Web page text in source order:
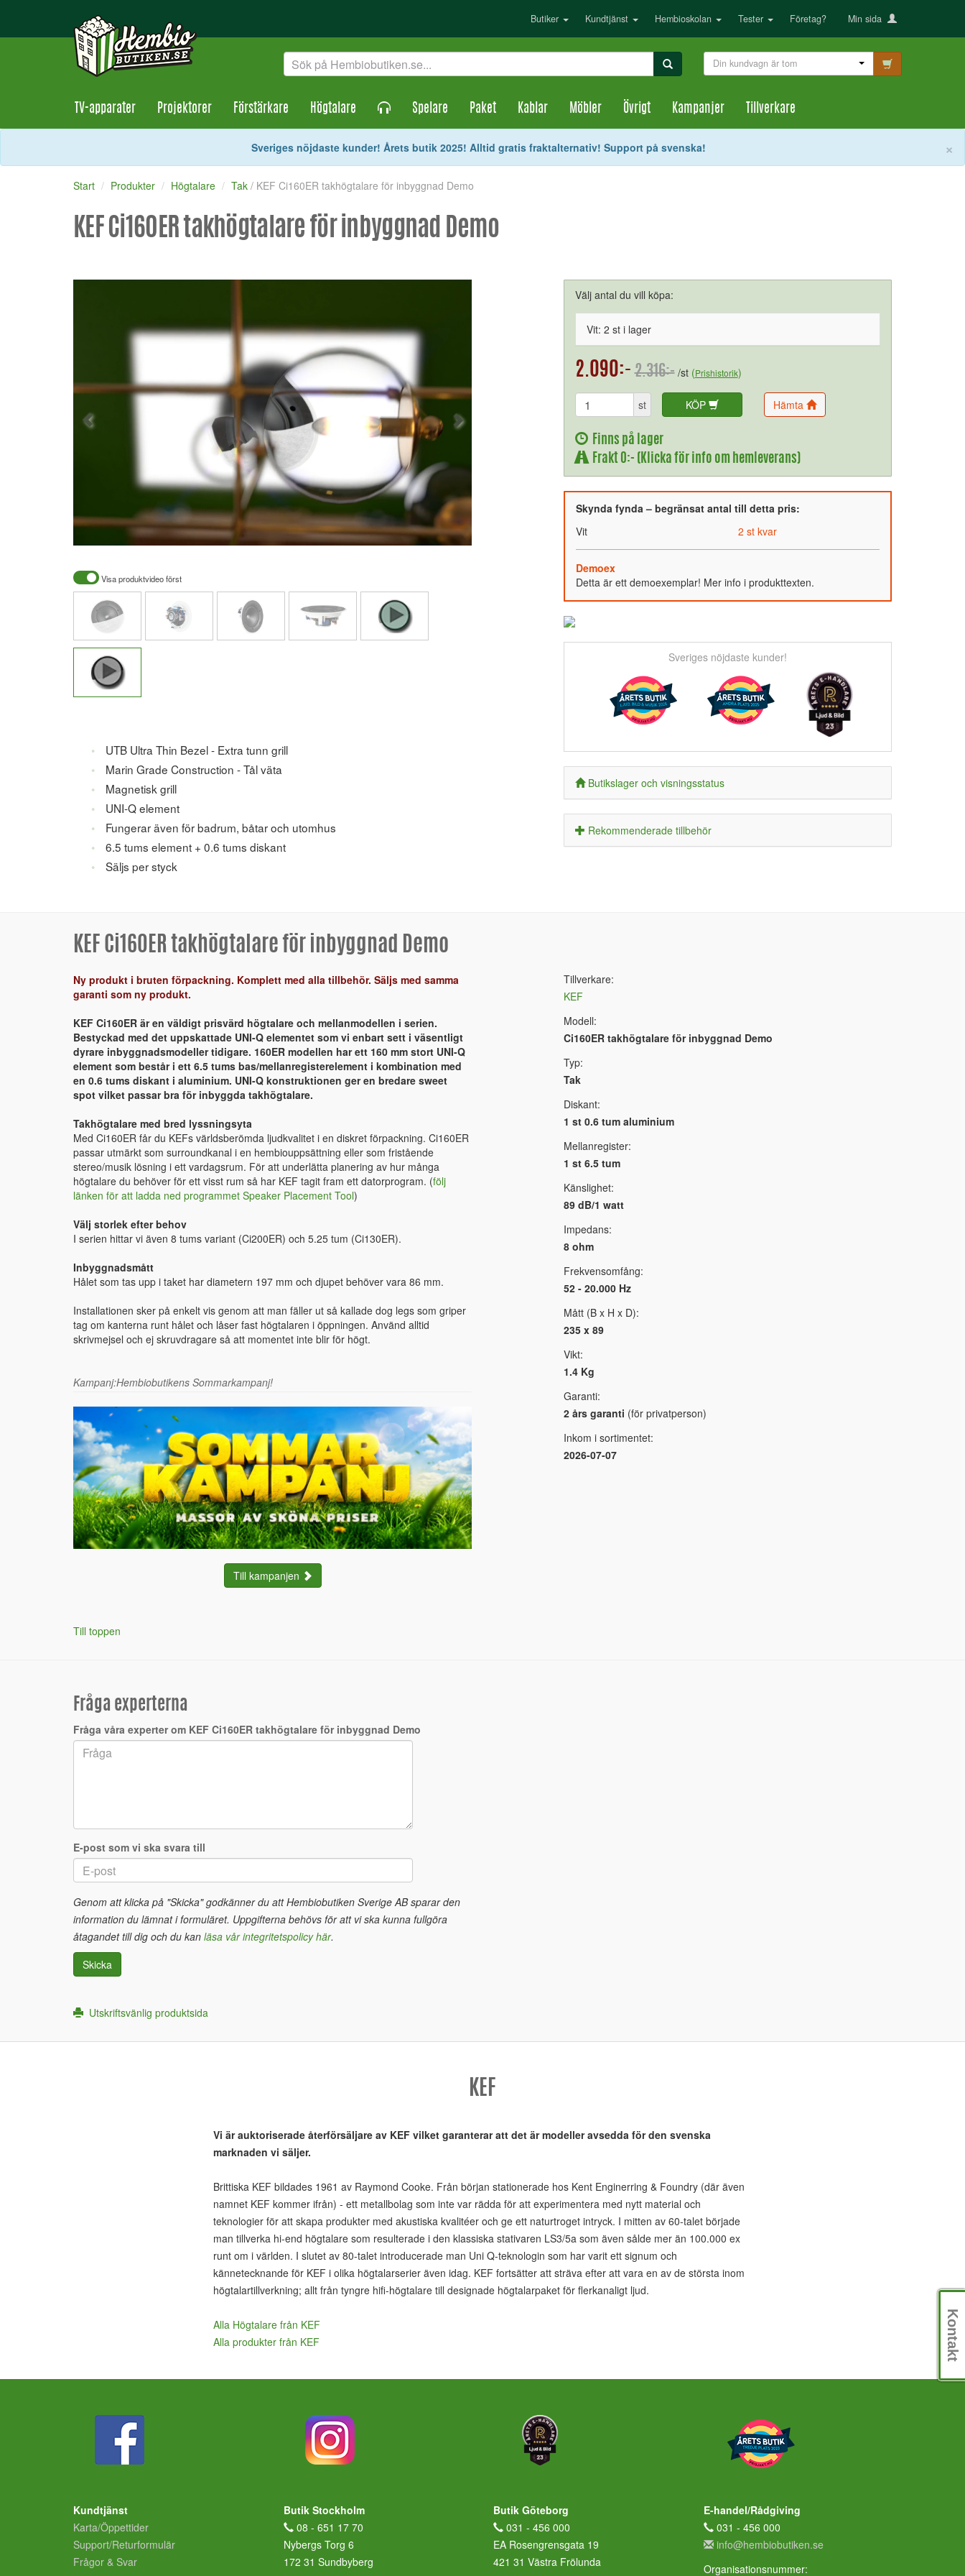
Butiker Kundtjänst Hembioskolan Tester Företag? Min sida
Din kundvagn är tom
TV-apparater Projektorer Förstärkare Högtalare Spelare Paket Kablar Möbler Övrigt Kampanjer Tillverkare
×
Sveriges nöjdaste kunder! Årets butik 2025! Alltid gratis fraktalternativ! Support på svenska!
Start Produkter Högtalare Tak / KEF Ci160ER takhögtalare för inbyggnad Demo
KEF Ci160ER takhögtalare för inbyggnad Demo
Visa produktvideo först
UTB Ultra Thin Bezel - Extra tunn grill
Marin Grade Construction - Tål väta
Magnetisk grill
UNI-Q element
Fungerar även för badrum, båtar och utomhus
6.5 tums element + 0.6 tums diskant
Säljs per styck
Välj antal du vill köpa:
Vit: 2 st i lager
2.090:- 2.316:-/st (Prishistorik)
st KÖP Hämta
Finns på lager
Frakt 0:- (Klicka för info om hemleverans)
Skynda fynda – begränsat antal till detta pris:
Vit
2 st kvar
Demoex
Detta är ett demoexemplar! Mer info i produkttexten.
Sveriges nöjdaste kunder!
Butikslager och visningsstatus
Rekommenderade tillbehör
KEF Ci160ER takhögtalare för inbyggnad Demo
Ny produkt i bruten förpackning. Komplett med alla tillbehör. Säljs med samma
garanti som ny produkt.
KEF Ci160ER är en väldigt prisvärd högtalare och mellanmodellen i serien.
Bestyckad med det uppskattade UNI-Q elementet som vi enbart sett i väsentligt
dyrare inbyggnadsmodeller tidigare. 160ER modellen har ett 160 mm stort UNI-Q
element som består i ett 6.5 tums bas/mellanregisterelement i kombination med
en 0.6 tums diskant i aluminium. UNI-Q konstruktionen ger en bredare sweet
spot vilket passar bra för inbyggda takhögtalare.
Takhögtalare med bred lyssningsyta
Med Ci160ER får du KEFs världsberömda ljudkvalitet i en diskret förpackning. Ci160ER
passar utmärkt som surroundkanal i en hembiouppsättning eller som fristående
stereo/musik lösning i ett vardagsrum. För att underlätta planering av hur många
högtalare du behöver för ett visst rum så har KEF tagit fram ett datorprogram. (följ
länken för att ladda ned programmet Speaker Placement Tool)
Välj storlek efter behov
I serien hittar vi även 8 tums variant (Ci200ER) och 5.25 tum (Ci130ER).
Inbyggnadsmått
Hålet som tas upp i taket har diametern 197 mm och djupet behöver vara 86 mm.
Installationen sker på enkelt vis genom att man fäller ut så kallade dog legs som griper
tag om kanterna runt hålet och låser fast högtalaren i öppningen. Använd alltid
skrivmejsel och ej skruvdragare så att momentet inte blir för högt.
Kampanj:Hembiobutikens Sommarkampanj!
Till kampanjen
Till toppen
Tillverkare:
KEF
Modell:
Ci160ER takhögtalare för inbyggnad Demo
Typ:
Tak
Diskant:
1 st 0.6 tum aluminium
Mellanregister:
1 st 6.5 tum
Känslighet:
89 dB/1 watt
Impedans:
8 ohm
Frekvensomfång:
52 - 20.000 Hz
Mått (B x H x D):
235 x 89
Vikt:
1.4 Kg
Garanti:
2 års garanti (för privatperson)
Inkom i sortimentet:
2026-07-07
Fråga experterna
Fråga våra experter om KEF Ci160ER takhögtalare för inbyggnad Demo
E-post som vi ska svara till
Genom att klicka på "Skicka" godkänner du att Hembiobutiken Sverige AB sparar den
information du lämnat i formuläret. Uppgifterna behövs för att vi ska kunna fullgöra
åtagandet till dig och du kan läsa vår integritetspolicy här.
Skicka
Utskriftsvänlig produktsida
KEF
Vi är auktoriserade återförsäljare av KEF vilket garanterar att det är modeller avsedda för den svenska
marknaden vi säljer.
Brittiska KEF bildades 1961 av Raymond Cooke. Från början stationerade hos Kent Enginerring & Foundry (där även
namnet KEF kommer ifrån) - ett metallbolag som inte var rädda för att experimentera med nytt material och
teknologier för att skapa produkter med akustiska kvalitéer och ge ett naturtroget intryck. I mitten av 60-talet började
man tillverka hi-end högtalare som resulterade i den klassiska stativaren LS3/5a som även sålde mer än 100.000 ex
runt om i världen. I slutet av 80-talet introducerade man Uni Q-teknologin som har varit ett signum och
kännetecknande för KEF i olika högtalarserier även idag. KEF fortsätter att sträva efter att vara en av de största inom
högtalartillverkning; allt från tyngre hifi-högtalare till designade högtalarpaket för flerkanaligt ljud.
Alla Högtalare från KEF
Alla produkter från KEF
Kundtjänst
Karta/Öppettider
Support/Returformulär
Frågor & Svar
Butik Stockholm
08 - 651 17 70
Nybergs Torg 6
172 31 Sundbyberg
Butik Göteborg
031 - 456 000
EA Rosengrensgata 19
421 31 Västra Frölunda
E-handel/Rådgiving
031 - 456 000
info@hembiobutiken.se
Organisationsnummer:
Kontakt